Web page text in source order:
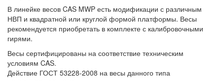
В линейке весов CAS MWP есть модификации с различным
НВП и квадратной или круглой формой платформы. Весы
рекомендуется приобретать в комплекте с калибровочными
гирями.
Весы сертифицированы на соответствие техническим
условиям CAS.
Действие ГОСТ 53228-2008 на весы данного типа